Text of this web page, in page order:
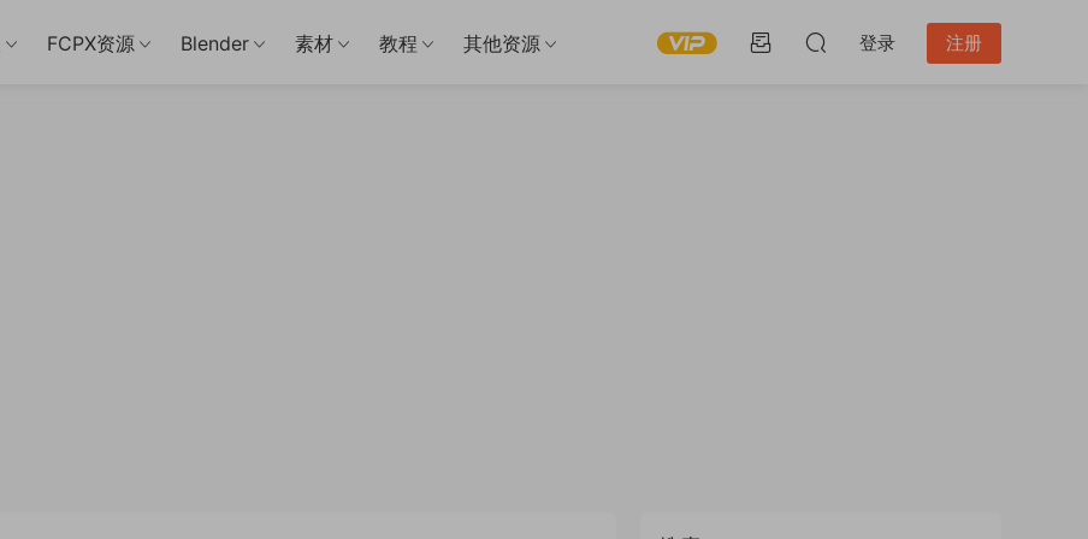
FCPX资源 Blender 素材 教程 其他资源 登录 注册